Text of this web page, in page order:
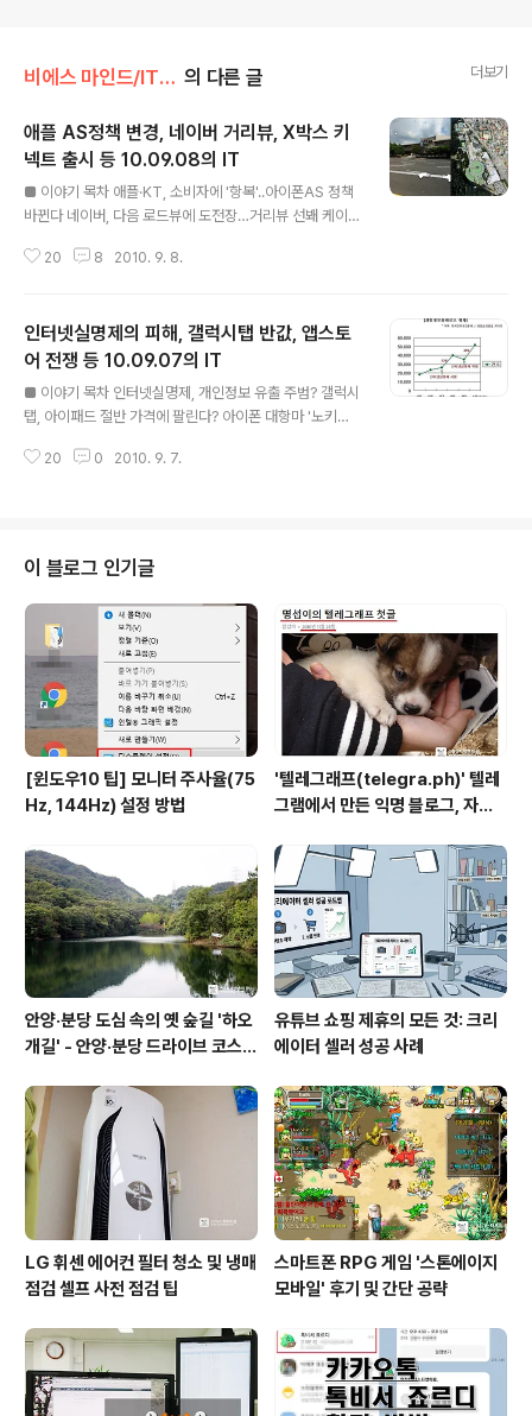
비에스 마인드/IT일기 by 명섭 의 다른 글 더보기
애플 AS정책 변경, 네이버 거리뷰, X박스 키
넥트 출시 등 10.09.08의 IT
■ 이야기 목차 애플·KT, 소비자에 '항복'..아이폰AS 정책
바뀐다 네이버, 다음 로드뷰에 도전장…거리뷰 선봬 케이블
‘키넥트’ 11월19일 출시 약정 노예들 '스마트폰 태풍' 몰고
아이폰4를 출시하는 시점부터 아이폰의 AS를 KT가 아닌
애플 AS센터에서 접수를 한다고 한다. 또한, 그동안 지적
이 심했던 맞교환 방식의 AS도 조금 개선이 되는 듯 하다.
이런 것이 기사로 나올 수 있는 이유는 그동안 애플의 AS
가 너무 좋지 않았기 때문이지. 한국에 들어와 있는 외국 기
업들은 우리나라 정서는 상관없이 자기네 방식에 맞춰서
20 8 2010. 9. 8.
인터넷실명제의 피해, 갤럭시탭 반값, 앱스토
어 전쟁 등 10.09.07의 IT
■ 이야기 목차 인터넷실명제, 개인정보 유출 주범? 갤럭시
탭, 아이패드 절반 가격에 팔린다? 아이폰 대항마 '노키아
버-다음, 모바일광고 승자는? 겉보기엔 카트라이더, 해보
기간 따지기가 쉽네. 국회 최문순 의원은 인터넷 실명제 도
입 이후 개인정보침해 신고가 53%, 주민번호의 해외 노출
이 432% 증가했다고 밝혔다. 상대적으로 보안이 취약한
중소규모 사이트까지 인터넷실명제를 확대하다보니 개인
정보유출 사고가 지속적으로 늘어나고 있다는 것이다. 새
로운 정책을 시행할 때는 그 문제점..
20 0 2010. 9. 7.
이 블로그 인기글
[윈도우10 팁] 모니터 주사율(75
Hz, 144Hz) 설정 방법
'텔레그래프(telegra.ph)' 텔레
그램에서 만든 익명 블로그, 자유
안양·분당 도심 속의 옛 숲길 '하오
개길' - 안양·분당 드라이브 코스
유튜브 쇼핑 제휴의 모든 것: 크리
에이터 셀러 성공 사례
LG 휘센 에어컨 필터 청소 및 냉매
점검 셀프 사전 점검 팁
스마트폰 RPG 게임 '스톤에이지
모바일' 후기 및 간단 공략